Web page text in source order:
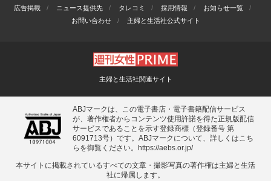
広告掲載
ニュース提供先 タレコミ 採用情報
お知らせ一覧
お問い合わせ
主婦と生活社公式サイト
主婦と生活社関連サイト
ABJマークは、この電子書店・電子書籍配信サービス
が、著作権者からコンテンツ使用許諾を得た正規版配信
サービスであることを示す登録商標（登録番号 第
6091713号）です。ABJマークについて、詳しくはこち
らを御覧ください。
https://aebs.or.jp/
本サイトに掲載されているすべての⽂章・撮影写真の著作権は主婦と⽣活
社に帰属します。